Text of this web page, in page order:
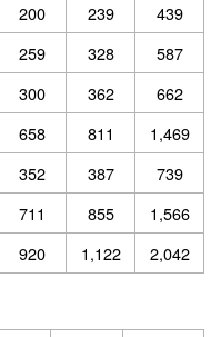
200 239
439
259 328
587
300 362
662
658 811
1,469
352 387
739
711 855
1,566
920 1,122 2,042